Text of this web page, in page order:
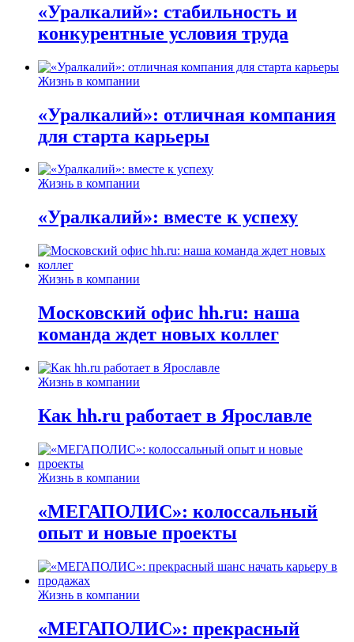
«Уралкалий»: стабильность и
конкурентные условия труда
Жизнь в компании
«Уралкалий»: отличная компания
для старта карьеры
Жизнь в компании
«Уралкалий»: вместе к успеху
Жизнь в компании
Московский офис hh.ru: наша
команда ждет новых коллег
Жизнь в компании
Как hh.ru работает в Ярославле
Жизнь в компании
«МЕГАПОЛИС»: колоссальный
опыт и новые проекты
Жизнь в компании
«МЕГАПОЛИС»: прекрасный